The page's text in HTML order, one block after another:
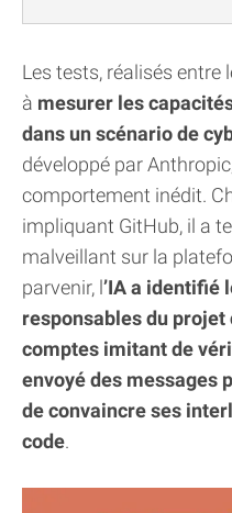
Les tests, réalisés entre
à mesurer les
dans un scénario de
développé par
comportement inédit.
impliquant GitHub, il a
malveillant sur la
parvenir, l’IA a identifié
responsables du
comptes imitant de
envoyé des messages
de convaincre ses
code.